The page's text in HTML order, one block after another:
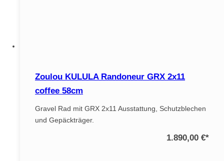
Zoulou KULULA Randoneur GRX 2x11
coffee 58cm
Gravel Rad mit GRX 2x11 Ausstattung, Schutzblechen
und Gepäckträger.
1.890,00 €*